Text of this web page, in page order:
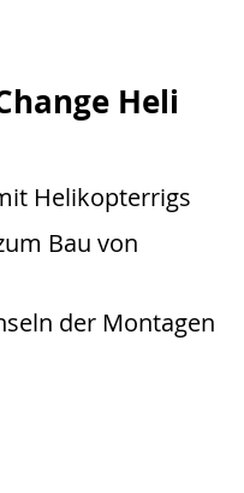
Heli
Helikopterrigs
Bau von
der Montagen